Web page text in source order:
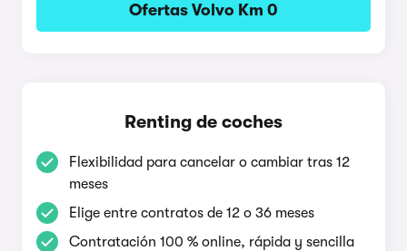
Ofertas Volvo Km 0
Renting de coches
Flexibilidad para cancelar o cambiar tras 12
meses
Elige entre contratos de 12 o 36 meses
Contratación 100 % online, rápida y sencilla